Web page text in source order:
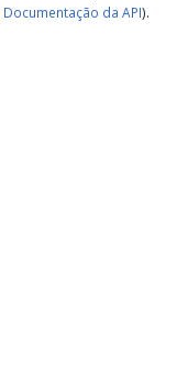
Documentação da API).